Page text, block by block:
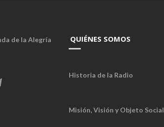
QUIÉNES SOMOS
Historia de la Radio
Misión, Visión y Objeto Social